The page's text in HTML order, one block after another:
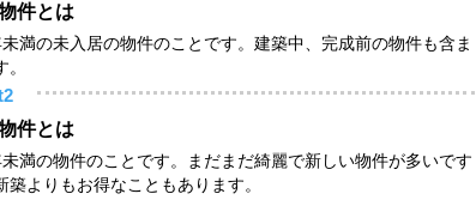
件とは
満の未入居の物件のことです。建築中、完成前の物件も含ま
件とは
満の物件のことです。まだまだ綺麗で新しい物件が多いです
築よりもお得なこともあります。